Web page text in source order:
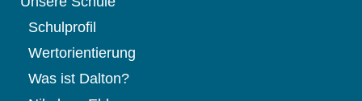
Schulprofil
Wertorientierung
Was ist Dalton?